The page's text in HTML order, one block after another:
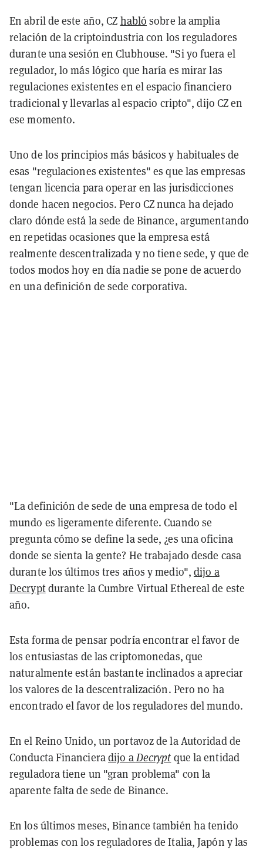
En abril de este año, CZ habló sobre la amplia
relación de la criptoindustria con los reguladores
durante una sesión en Clubhouse. "Si yo fuera el
regulador, lo más lógico que haría es mirar las
regulaciones existentes en el espacio financiero
tradicional y llevarlas al espacio cripto", dijo CZ en
ese momento.
Uno de los principios más básicos y habituales de
esas "regulaciones existentes" es que las empresas
tengan licencia para operar en las jurisdicciones
donde hacen negocios. Pero CZ nunca ha dejado
claro dónde está la sede de Binance, argumentando
en repetidas ocasiones que la empresa está
realmente descentralizada y no tiene sede, y que de
todos modos hoy en día nadie se pone de acuerdo
en una definición de sede corporativa.
"La definición de sede de una empresa de todo el
mundo es ligeramente diferente. Cuando se
pregunta cómo se define la sede, ¿es una oficina
donde se sienta la gente? He trabajado desde casa
durante los últimos tres años y medio",dijo a
Decryptdurante la Cumbre Virtual Ethereal de este
año.
Esta forma de pensar podría encontrar el favor de
los entusiastas de las criptomonedas, que
naturalmente están bastante inclinados a apreciar
los valores de la descentralización. Pero no ha
encontrado el favor de los reguladores del mundo.
En el Reino Unido, un portavoz de la Autoridad de
Conducta Financieradijo aDecrypt que la entidad
reguladora tiene un "gran problema" con la
aparente falta de sede de Binance.
En los últimos meses, Binance también ha tenido
problemas con los reguladores de Italia, Japón y las